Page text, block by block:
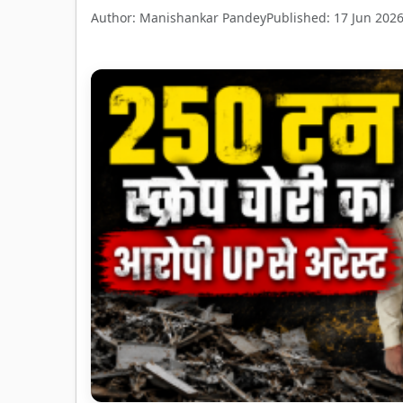
Author: Manishankar PandeyPublished: 17 Jun 2026